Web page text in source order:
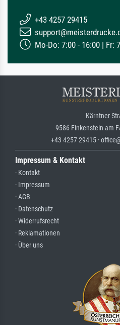
+43 4257 29415
Mo-Do: 7:00 - 16:00 | Fr:
Kärntner
9586 Finkenstein am
+43 4257 29415 ·
Impressum & Kontakt
· Kontakt
· Impressum
· AGB
· Datenschutz
· Widerrufsrecht
· Reklamationen
· Über uns